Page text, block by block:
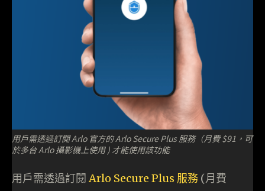
用戶需透過訂閱 Arlo 官方的 Arlo Secure Plus 服務（月費 $91，可
於多台 Arlo 攝影機上使用 ) 才能使用該功能
用戶需透過訂閱Arlo Secure Plus 服務 (月費